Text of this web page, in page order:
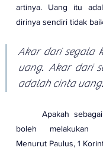
artinya. Uang itu
dirinya sendiri tidak
Akar dari segala
uang. Akar dari
adalah cinta uang.
boleh melakukan
Menurut Paulus, 1